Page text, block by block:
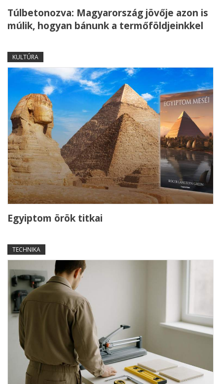
Túlbetonozva: Magyarország jövője azon is
múlik, hogyan bánunk a termőföldjeinkkel
KULTÚRA
Egyiptom örök titkai
TECHNIKA